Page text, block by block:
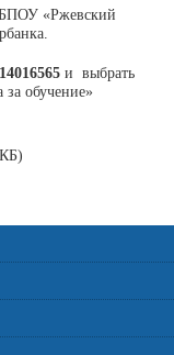
«Ржевский
и выбрать
обучение»